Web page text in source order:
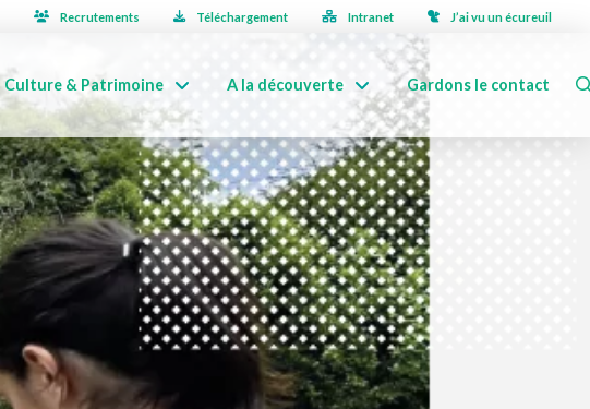
Recrutements Téléchargement Intranet J’ai vu un écureuil
Culture & Patrimoine A la découverte Gardons le contact